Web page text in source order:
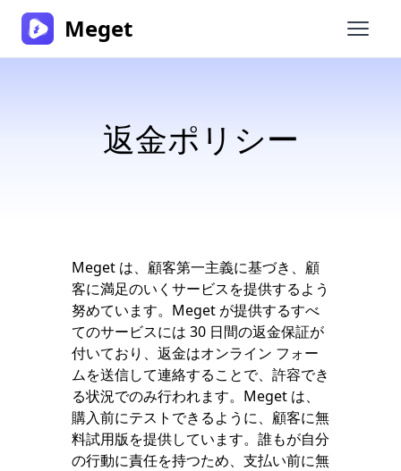
メイ
Meget
返金ポリシー
Meget は、顧客第一主義に基づき、顧
客に満足のいくサービスを提供するよう
努めています。Meget が提供するすべ
てのサービスには 30 日間の返金保証が
付いており、返金はオンライン フォー
ムを送信して連絡することで、許容でき
る状況でのみ行われます。Meget は、
購入前にテストできるように、顧客に無
料試用版を提供しています。誰もが自分
の行動に責任を持つため、支払い前に無